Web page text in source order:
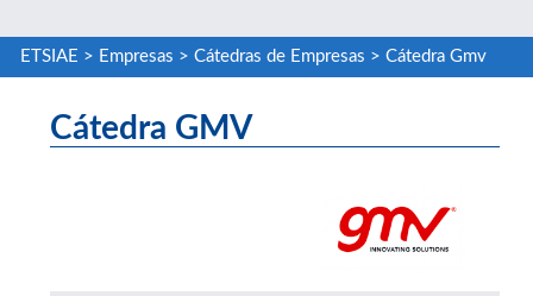
ETSIAE > Empresas > Cátedras de Empresas > Cátedra Gmv
Cátedra GMV